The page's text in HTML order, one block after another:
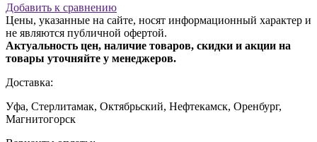
Добавить к сравнению
Цены, указанные на сайте, носят информационный характер и
не являются публичной офертой.
Актуальность цен, наличие товаров, скидки и акции на
товары уточняйте у менеджеров.
Доставка:
Уфа, Стерлитамак, Октябрьский, Нефтекамск, Оренбург,
Магнитогорск